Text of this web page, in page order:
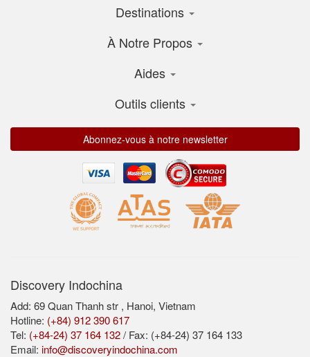
Destinations
À Notre Propos
Aides
Outils clients
Abonnez-vous à notre newsletter
Discovery Indochina
Add: 69 Quan Thanh str , Hanoi, Vietnam
Hotline: (+84) 912 390 617
Tel: (+84-24) 37 164 132/ Fax: (+84-24) 37 164 133
Email: info@discoveryindochina.com